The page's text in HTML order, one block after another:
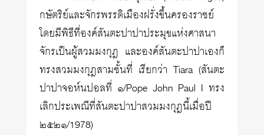
กษัตริย์และจักรพรรดิเมืองฝรั่งขึ้นครองราชย์
โดยมีพิธีที่องค์สันตะปาปาประมุขแห่งศาสนา
จักรเป็นผู้สวมมงกุฎ และองค์สันตะปาปาเองก็
ทรงสวมมงกุฎสามชั้นที่ เรียกว่า Tiara (สันตะ
ปาปาจอห์นปอลที่ ๑/Pope John Paul I ทรง
เลิกประเพณีที่สันตะปาปาสวมมงกุฎนี้เมื่อปี
๒๕๒๑/1978)